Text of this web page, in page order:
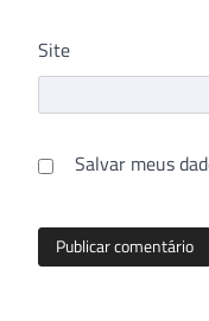
Site
Salvar meus